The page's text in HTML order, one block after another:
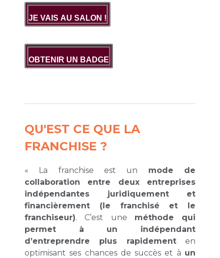
JE VAIS AU SALON !
OBTENIR UN BADGE
QU'EST CE QUE LA
FRANCHISE ?
« La franchise est un mode de
collaboration entre deux entreprises
indépendantes juridiquement et
financièrement (le franchisé et le
franchiseur). C’est une méthode qui
permet à un indépendant
d’entreprendre plus rapidementen
optimisant ses chances de succès et à un